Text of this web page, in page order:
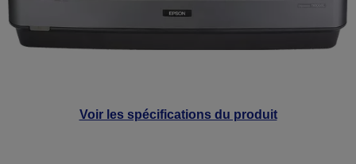
Voir les spécifications du produit